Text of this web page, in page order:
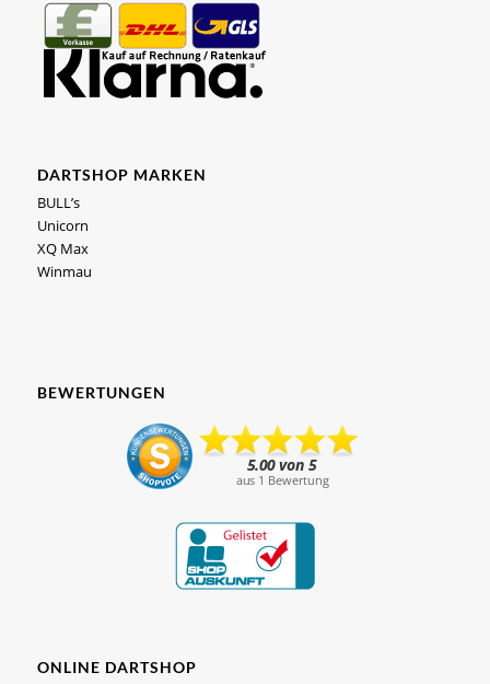
DARTSHOP MARKEN
BULL’s
Unicorn
XQ Max
Winmau
BEWERTUNGEN
ONLINE DARTSHOP